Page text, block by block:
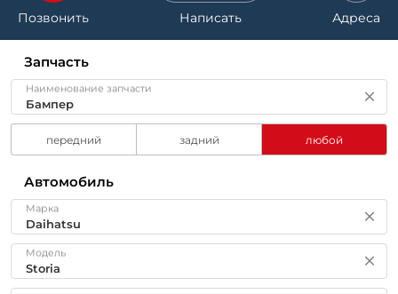
Позвонить Написать Адреса
Запчасть
Наименование запчасти
передний задний любой
Автомобиль
Марка
Модель